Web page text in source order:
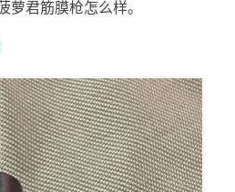
萝君筋膜枪怎么样。